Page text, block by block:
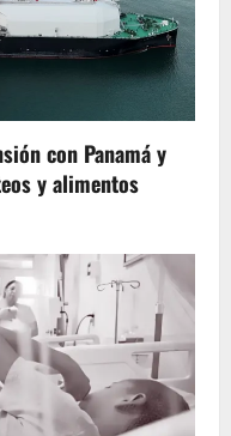
con Panamá y
y alimentos